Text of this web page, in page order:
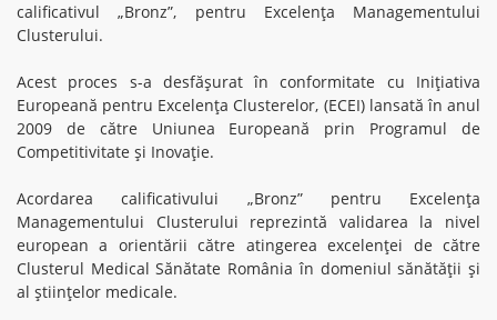
calificativul „Bronz”, pentru Excelența Managementului
Clusterului.
Acest proces s-a desfășurat în conformitate cu Iniţiativa
Europeană pentru Excelenţa Clusterelor, (ECEI) lansată în anul
2009 de către Uniunea Europeană prin Programul de
Competitivitate și Inovație.
Acordarea calificativului „Bronz” pentru Excelența
Managementului Clusterului reprezintă validarea la nivel
european a orientării către atingerea excelenței de către
Clusterul Medical Sănătate România în domeniul sănătății și
al științelor medicale.